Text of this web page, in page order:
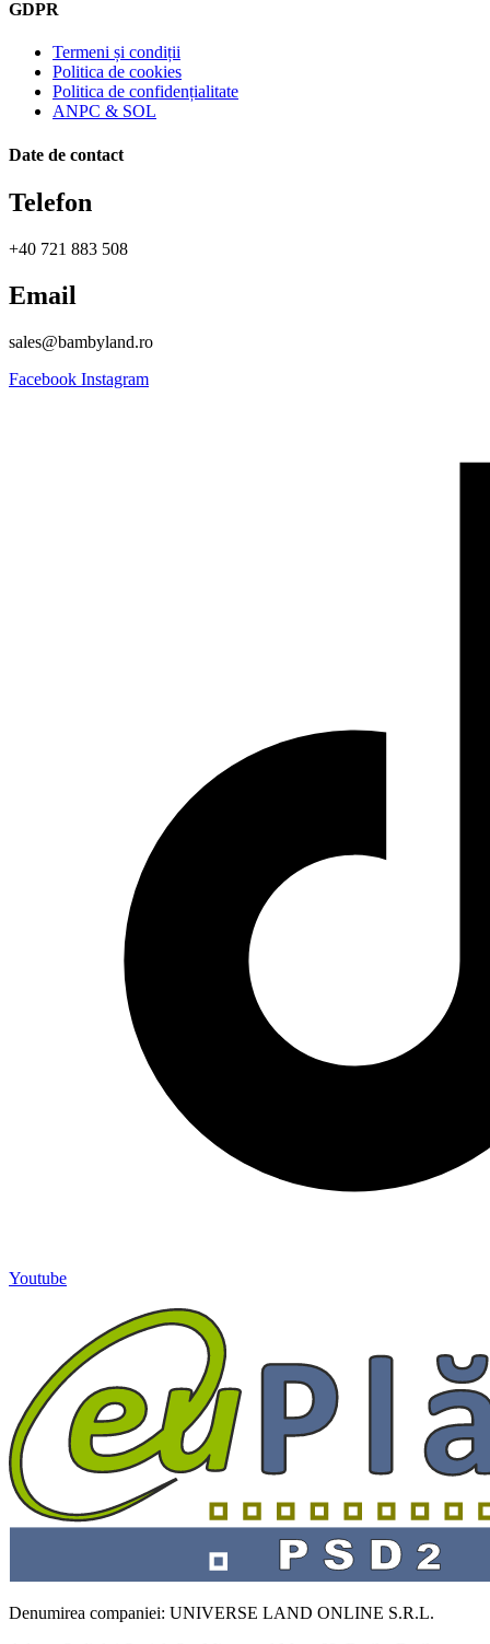
GDPR
Termeni și condiții
Politica de cookies
Politica de confidențialitate
ANPC & SOL
Date de contact
Telefon
+40 721 883 508
Email
sales@bambyland.ro​
Facebook Instagram
Youtube
Denumirea companiei: UNIVERSE LAND ONLINE S.R.L.